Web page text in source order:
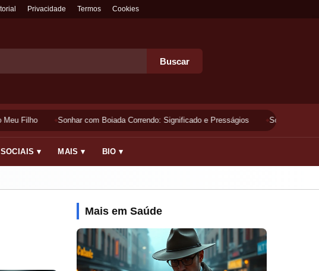
Privacidade Termos Cookies
Buscar
Filho Sonhar com Boiada Correndo: Significado e Presságios Sonhar
▾ MAIS ▾ BIO ▾
Mais em Saúde